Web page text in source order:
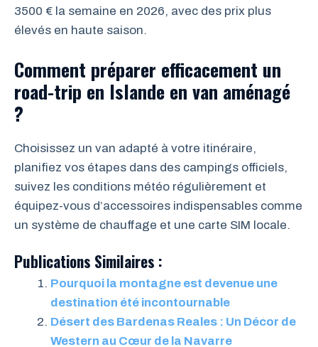
3500 € la semaine en 2026, avec des prix plus
élevés en haute saison.
Comment préparer efficacement un
road-trip en Islande en van aménagé
?
Choisissez un van adapté à votre itinéraire,
planifiez vos étapes dans des campings officiels,
suivez les conditions météo régulièrement et
équipez-vous d’accessoires indispensables comme
un système de chauffage et une carte SIM locale.
Publications Similaires :
Pourquoi la montagne est devenue une
destination été incontournable
Désert des Bardenas Reales : Un Décor de
Western au Cœur de la Navarre